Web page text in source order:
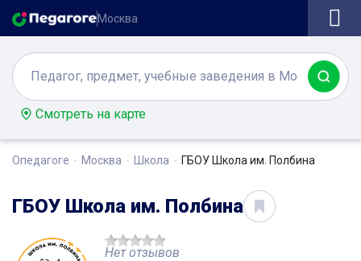
Москва
Смотреть на карте
Опедагоге Москва Школа ГБОУ Школа им. Полбина
ГБОУ Школа им. Полбина
Нет отзывов